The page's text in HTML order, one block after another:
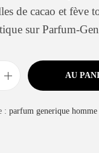
de cacao et fève
sur Parfum-
AU
: parfum generique homme